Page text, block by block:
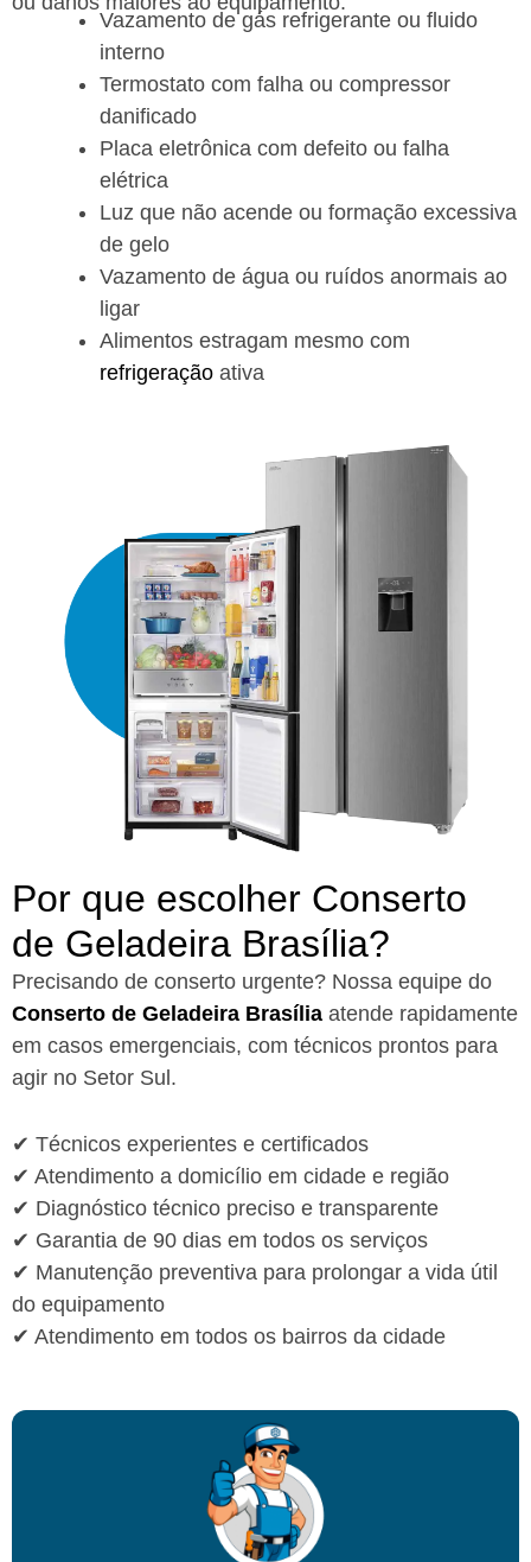
Vazamento de gás refrigerante ou fluido
interno
Termostato com falha ou compressor
danificado
Placa eletrônica com defeito ou falha
elétrica
Luz que não acende ou formação excessiva
de gelo
Vazamento de água ou ruídos anormais ao
ligar
Alimentos estragam mesmo com
refrigeração ativa
Por que escolher Conserto
de Geladeira Brasília?​
Precisando de conserto urgente? Nossa equipe do
Conserto de Geladeira Brasília atende rapidamente
em casos emergenciais, com técnicos prontos para
agir no Setor Sul.
✔ Técnicos experientes e certificados
✔ Atendimento a domicílio em cidade e região
✔ Diagnóstico técnico preciso e transparente
✔ Garantia de 90 dias em todos os serviços
✔ Manutenção preventiva para prolongar a vida útil
do equipamento
✔ Atendimento em todos os bairros da cidade